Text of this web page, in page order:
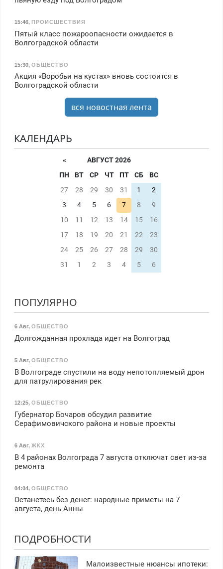
15:46, ПРОИСШЕСТВИЯ
Пятый класс пожароопасности ожидается в
Волгоградской области
15:30, ОБЩЕСТВО
Акция «Воробьи на кустах» вновь состоится в
Волгоградской области
вся новостная лента
КАЛЕНДАРЬ
«
АВГУСТ 2026
ПН
ВТ СР ЧТ ПТ СБ
ВС
27
28 29 30 31 1
2
3
4 5 6 7 8
9
10
11 12 13 14 15
16
17
18 19 20 21 22
23
24
25 26 27 28 29
30
31
1 2 3 4 5 6
ПОПУЛЯРНО
6 Авг, ОБЩЕСТВО
Долгожданная прохлада идет на Волгоград
5 Авг, ОБЩЕСТВО
В Волгограде спустили на воду непотопляемый дрон
для патрулирования рек
12:25, ОБЩЕСТВО
Губернатор Бочаров обсудил развитие
Серафимовичского района и новые проекты
6 Авг, ЖКХ
В 4 районах Волгограда 7 августа отключат свет из-за
ремонта
04:04, ОБЩЕСТВО
Останетесь без денег: народные приметы на 7
августа, день Анны
ПОДРОБНОСТИ
Малоизвестные нюансы ипотеки: